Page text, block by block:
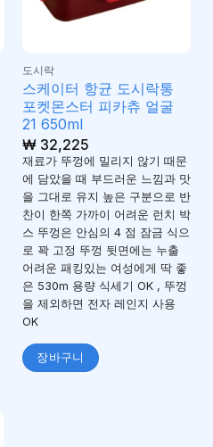
도시락
스케이터 항균 도시락통
포켓몬스터 피카츄 얼굴
21 650ml
₩32,225
재료가 뚜껑에 밀리지 않기 때문
에 담았을 때 부드러운 느낌과 맛
을 그대로 유지 높은 구분으로 반
찬이 한쪽 가까이 어려운 런치 박
스 뚜껑은 안심의 4 점 잠금 식으
로 꽉 고정 뚜껑 뒷면에는 누출
어려운 패킹있는 여성에게 딱 좋
은 530m 용량 식세기 OK , 뚜껑
을 제외하면 전자 레인지 사용
OK
장바구니